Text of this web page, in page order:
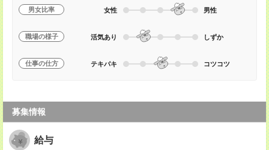
男女比率 女性 男性
職場の様子 活気あり しずか
仕事の仕方 テキパキ コツコツ
募集情報
給与